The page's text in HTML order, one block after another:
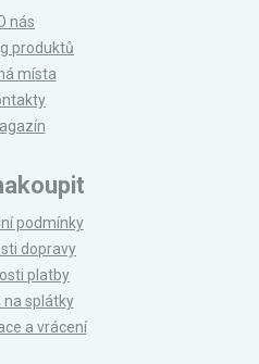
nás
produktů
místa
podmínky
dopravy
platby
na splátky
a vrácení